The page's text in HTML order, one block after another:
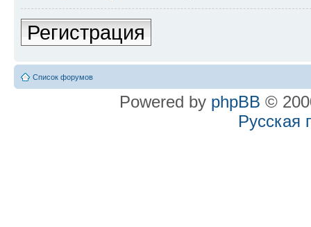
Регистрация
Список форумов
Powered by phpBB ©
Русская